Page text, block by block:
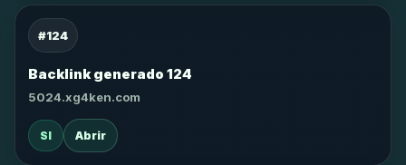
#124
Backlink generado 124
5024.xg4ken.com
SI Abrir